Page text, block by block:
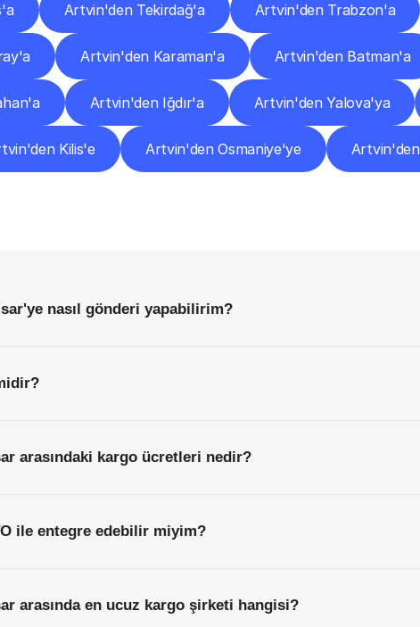
Artvin'den Tekirdağ'a Artvin'den Trabzon'a
Artvin'den Karaman'a Artvin'den Batman'a
Artvin'den Iğdır'a Artvin'den Yalova'ya
Kilis'e Artvin'den Osmaniye'ye
nasıl gönderi yapabilirim?
arasındaki kargo ücretleri nedir?
ile entegre edebilir miyim?
arasında en ucuz kargo şirketi hangisi?